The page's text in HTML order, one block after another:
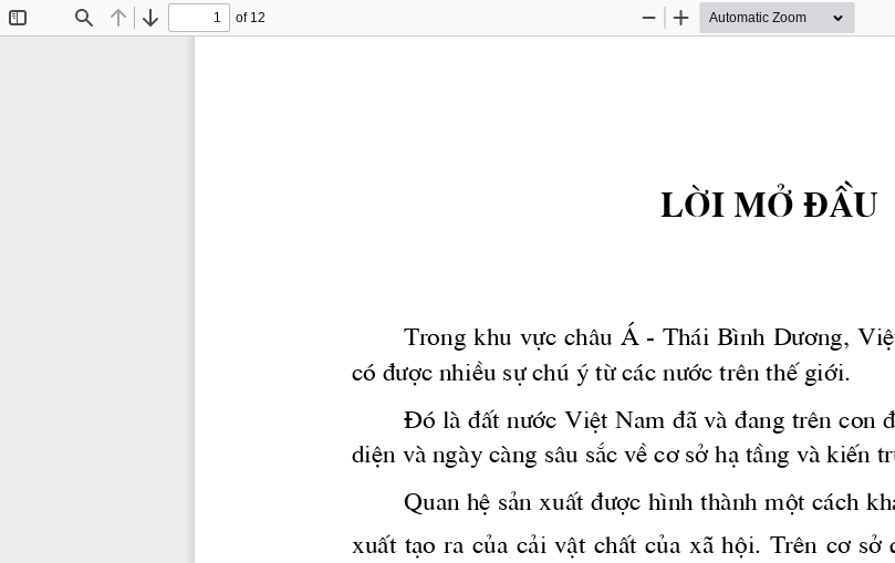
Find Previous
Next
of 12
Zoom
Zoom
Lêi Më ®Çu
Trong khu vùc ch©u ̧ - Th ̧i B×nh D­¬ng,
cã ®­îc nhiÒu sù chó ý tõ c ̧c n­íc trªn thÕ giíi.
§ã lμ ®Êt n­íc ViÖt Nam ®· vμ ®ang trªn con
diÖn vμ ngμy cμng s©u s¾c vÒ c¬ së h¹ tÇng vμ kiÕn
Quan hÖ s¶n xuÊt ®­îc h×nh thμnh mét c ̧ch
xuÊt t¹o ra cña c¶i vËt chÊt cña x· héi. Trªn c¬ së